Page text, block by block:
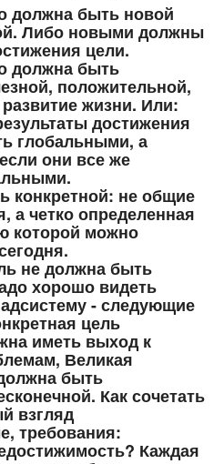
должна быть новой
Либо новыми должны
цели.
должна быть
положительной,
жизни. Или:
достижения
глобальными, а
они все же
конкретной: не общие
а четко определенная
которой можно
не должна быть
хорошо видеть
- следующие
цель
иметь выход к
Великая
быть
Как сочетать
взгляд
требования:
Каждая